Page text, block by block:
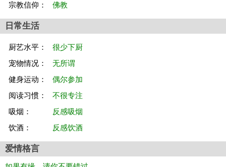
宗教信仰：
佛教
日常生活
厨艺水平：
很少下厨
宠物情况：
无所谓
健身运动：
偶尔参加
阅读习惯：
不很专注
吸烟：
反感吸烟
饮酒：
反感饮酒
爱情格言